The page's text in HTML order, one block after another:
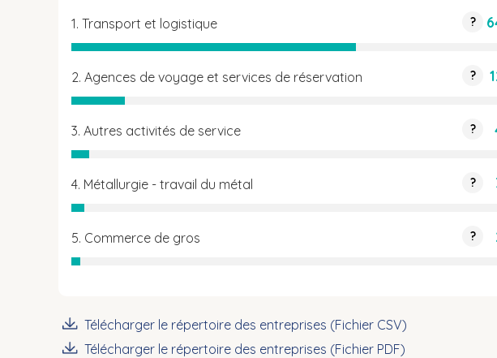
1. Transport et logistique ?
2. Agences de voyage et services de réservation ?
3. Autres activités de service ?
4. Métallurgie - travail du métal ?
5. Commerce de gros ?
Télécharger le répertoire des entreprises (Fichier CSV)
Télécharger le répertoire des entreprises (Fichier PDF)